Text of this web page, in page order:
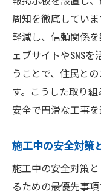
周知を徹底してい
軽減し、信頼関係
ェブサイトやSNS
うことで、住民と
す。こうした取り
安全で円滑な工事
施工中の安全対策
施工中の安全対策
るための最優先事